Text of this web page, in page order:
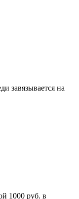
завязывается на
1000 руб. в